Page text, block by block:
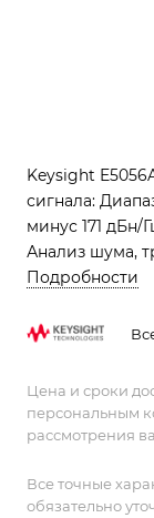
Keysight
сигнала:
минус 171 дБн/
Анализ шума,
ГГц.
Подробности
Цена и сроки
персональным
рассмотрения
Все точные
обязательно